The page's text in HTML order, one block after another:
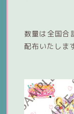
数量は全国合
配布いたしま